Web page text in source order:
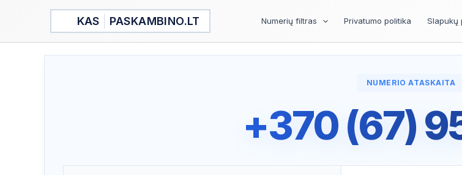
KAS PASKAMBINO.LT Numerių filtras Privatumo politika Slapukų
NUMERIO ATASKAITA
+370 (67)